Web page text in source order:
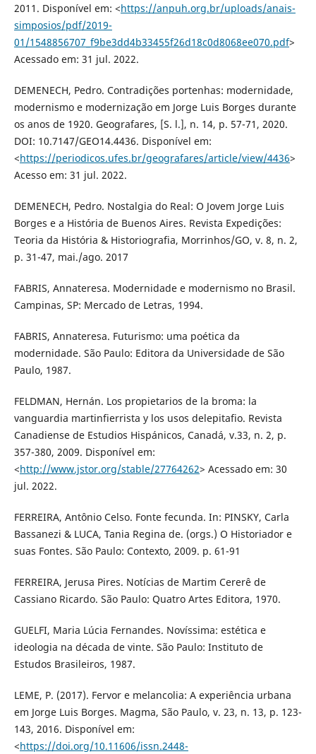
2011. Disponível em: <https://anpuh.org.br/uploads/anais-
simposios/pdf/2019-
01/1548856707_f9be3dd4b33455f26d18c0d8068ee070.pdf>
Acessado em: 31 jul. 2022.
DEMENECH, Pedro. Contradições portenhas: modernidade,
modernismo e modernização em Jorge Luis Borges durante
os anos de 1920. Geografares, [S. l.], n. 14, p. 57-71, 2020.
DOI: 10.7147/GEO14.4436. Disponível em:
<https://periodicos.ufes.br/geografares/article/view/4436>
Acesso em: 31 jul. 2022.
DEMENECH, Pedro. Nostalgia do Real: O Jovem Jorge Luis
Borges e a História de Buenos Aires. Revista Expedições:
Teoria da História & Historiografia, Morrinhos/GO, v. 8, n. 2,
p. 31-47, mai./ago. 2017
FABRIS, Annateresa. Modernidade e modernismo no Brasil.
Campinas, SP: Mercado de Letras, 1994.
FABRIS, Annateresa. Futurismo: uma poética da
modernidade. São Paulo: Editora da Universidade de São
Paulo, 1987.
FELDMAN, Hernán. Los propietarios de la broma: la
vanguardia martinfierrista y los usos delepitafio. Revista
Canadiense de Estudios Hispánicos, Canadá, v.33, n. 2, p.
357-380, 2009. Disponível em:
<http://www.jstor.org/stable/27764262> Acessado em: 30
jul. 2022.
FERREIRA, Antônio Celso. Fonte fecunda. In: PINSKY, Carla
Bassanezi & LUCA, Tania Regina de. (orgs.) O Historiador e
suas Fontes. São Paulo: Contexto, 2009. p. 61-91
FERREIRA, Jerusa Pires. Notícias de Martim Cererê de
Cassiano Ricardo. São Paulo: Quatro Artes Editora, 1970.
GUELFI, Maria Lúcia Fernandes. Novíssima: estética e
ideologia na década de vinte. São Paulo: Instituto de
Estudos Brasileiros, 1987.
LEME, P. (2017). Fervor e melancolia: A experiência urbana
em Jorge Luis Borges. Magma, São Paulo, v. 23, n. 13, p. 123-
143, 2016. Disponível em:
<https://doi.org/10.11606/issn.2448-